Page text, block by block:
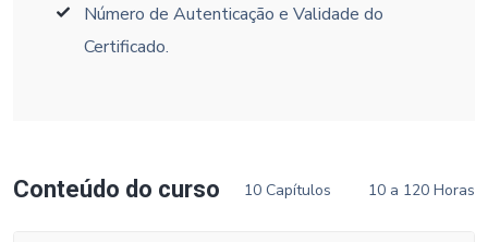
Número de Autenticação e Validade do
Certificado.
Conteúdo do curso 10 Capítulos 10 a 120 Horas